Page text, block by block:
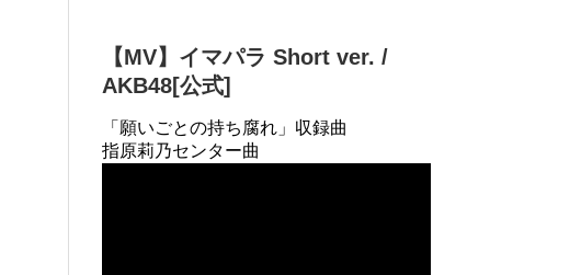
【MV】イマパラ Short ver. /
AKB48[公式]
「願いごとの持ち腐れ」収録曲
指原莉乃センター曲